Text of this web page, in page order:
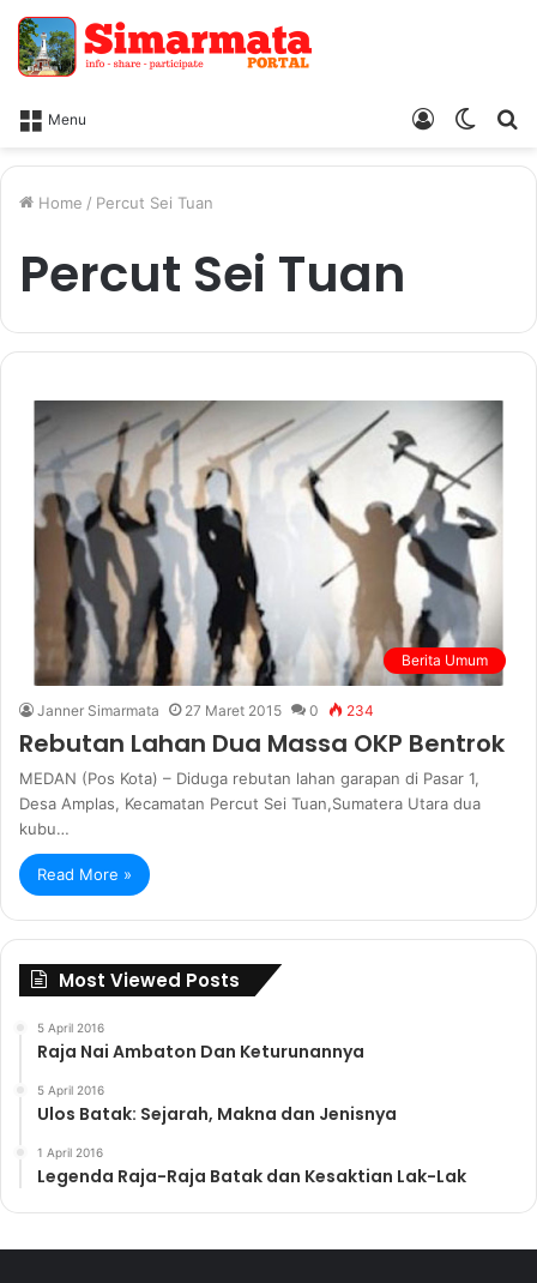
Menu
Switch
Log
Home / Percut Sei Tuan
Percut Sei Tuan
Berita Umum
Janner Simarmata 27 Maret 2015 0 234
Rebutan Lahan Dua Massa OKP Bentrok
MEDAN (Pos Kota) – Diduga rebutan lahan garapan di Pasar 1,
Desa Amplas, Kecamatan Percut Sei Tuan,Sumatera Utara dua
kubu…
Read More »
Most Viewed Posts
5 April 2016
Raja Nai Ambaton Dan Keturunannya
5 April 2016
Ulos Batak: Sejarah, Makna dan Jenisnya
1 April 2016
Legenda Raja-Raja Batak dan Kesaktian Lak-Lak